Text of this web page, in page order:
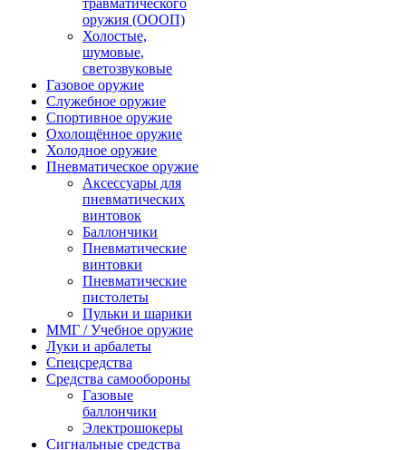
травматического
оружия (ОООП)
Холостые,
шумовые,
светозвуковые
Газовое оружие
Служебное оружие
Спортивное оружие
Охолощённое оружие
Холодное оружие
Пневматическое оружие
Аксессуары для
пневматических
винтовок
Баллончики
Пневматические
винтовки
Пневматические
пистолеты
Пульки и шарики
ММГ / Учебное оружие
Луки и арбалеты
Спецсредства
Средства самообороны
Газовые
баллончики
Электрошокеры
Сигнальные средства